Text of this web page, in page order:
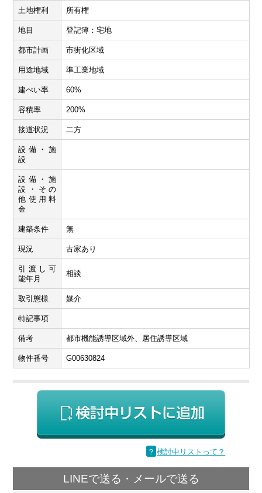
土地権利 所有権
地目 登記簿：宅地
都市計画 市街化区域
用途地域 準工業地域
建ぺい率 60%
容積率 200%
接道状況 二方
設備・施
設
設備・施
設・その
他使用料
金
建築条件 無
現況 古家あり
引渡し可
能年月
相談
取引態様 媒介
特記事項
備考 都市機能誘導区域外、居住誘導区域
物件番号 G00630824
？ 検討中リストって？
LINEで送る・メールで送る